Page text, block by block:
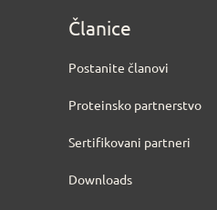
Članice
Postanite članovi
Proteinsko partnerstvo
Sertifikovani partneri
Downloads